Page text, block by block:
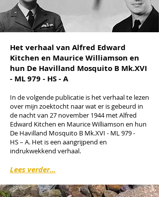
Het verhaal van Alfred Edward
Kitchen en Maurice Williamson en
hun De Havilland Mosquito B Mk.XVI
- ML 979 - HS - A
In de volgende publicatie is het verhaal te lezen
over mijn zoektocht naar wat er is gebeurd in
de nacht van 27 november 1944 met Alfred
Edward Kitchen en Maurice Williamson en hun
De Havilland Mosquito B Mk.XVI - ML 979 -
HS – A. Het is een aangrijpend en
indrukwekkend verhaal.
Lees verder...